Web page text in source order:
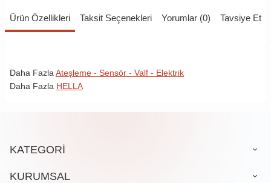
Ürün Özellikleri Taksit Seçenekleri Yorumlar (0) Tavsiye Et
Daha Fazla Ateşleme - Sensör - Valf - Elektrik
Daha Fazla HELLA
KATEGORİ
KURUMSAL